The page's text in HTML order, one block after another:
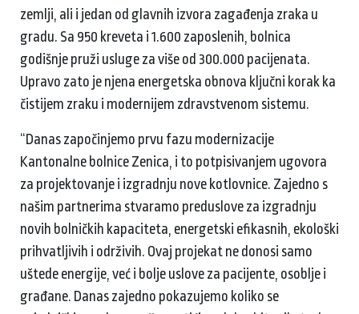
zemlji, ali i jedan od glavnih izvora zagađenja zraka u
gradu. Sa 950 kreveta i 1.600 zaposlenih, bolnica
godišnje pruži usluge za više od 300.000 pacijenata.
Upravo zato je njena energetska obnova ključni korak ka
čistijem zraku i modernijem zdravstvenom sistemu.
“Danas započinjemo prvu fazu modernizacije
Kantonalne bolnice Zenica, i to potpisivanjem ugovora
za projektovanje i izgradnju nove kotlovnice. Zajedno s
našim partnerima stvaramo preduslove za izgradnju
novih bolničkih kapaciteta, energetski efikasnih, ekološki
prihvatljivih i održivih. Ovaj projekat ne donosi samo
uštede energije, već i bolje uslove za pacijente, osoblje i
građane. Danas zajedno pokazujemo koliko se